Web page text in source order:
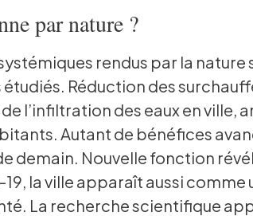
par nature ?
rendus par la
étudiés. Réduction des
l’infiltration des eaux en ville,
Autant de bénéfices
demain. Nouvelle fonction
la ville apparaît aussi comme
La recherche scientifique